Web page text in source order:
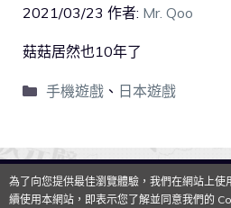
2021/03/23 作者: Mr. Qoo
菇菇居然也10年了
手機遊戲、 日本遊戲
QooApp
為了向您提供最佳瀏覽體驗，我們在網站上
續使用本網站，即表示您了解並同意我們的